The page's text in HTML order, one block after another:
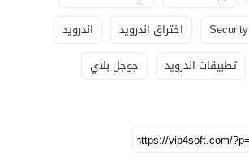
Security اختراق اندرويد
اندرويد
تطبيقات اندرويد
جوجل بلاي